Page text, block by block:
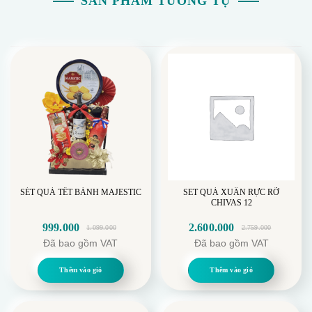
SÉT QUÀ TẾT BÁNH MAJESTIC
1.099.000
gốc
là:
1.099.000.
999.000
hiện
tại
là:
Đã bao gồm VAT
Thêm vào giỏ
SET QUÀ XUÂN RỰC RỠ
CHIVAS 12
2.759.000
gốc
là:
2.759.000.
2.600.000
hiện
tại
là:
Đã bao gồm VAT
Thêm vào giỏ